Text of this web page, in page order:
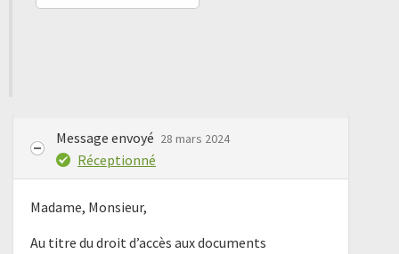
Message envoyé 28 mars 2024
Réceptionné
Madame, Monsieur,
Au titre du droit d’accès aux documents